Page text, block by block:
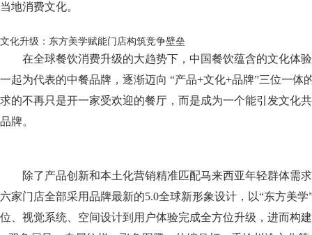
当地消费文化。
文化升级：东方美学赋能门店构筑竞争壁垒
在全球餐饮消费升级的大趋势下，中国餐饮蕴含的文化体
一起为代表的中餐品牌，逐渐迈向 “产品+文化+品牌”三位一体
求的不再只是开一家受欢迎的餐厅，而是成为一个能引发文化
品牌。
除了产品创新和本土化营销精准匹配马来西亚年轻群体需
六家门店全部采用品牌最新的5.0全球新形象设计，以“东方美
位、视觉系统、空间设计到用户体验完成全方位升级，进而构